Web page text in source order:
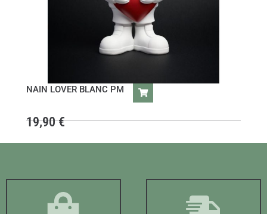
NAIN LOVER BLANC PM
19,90€